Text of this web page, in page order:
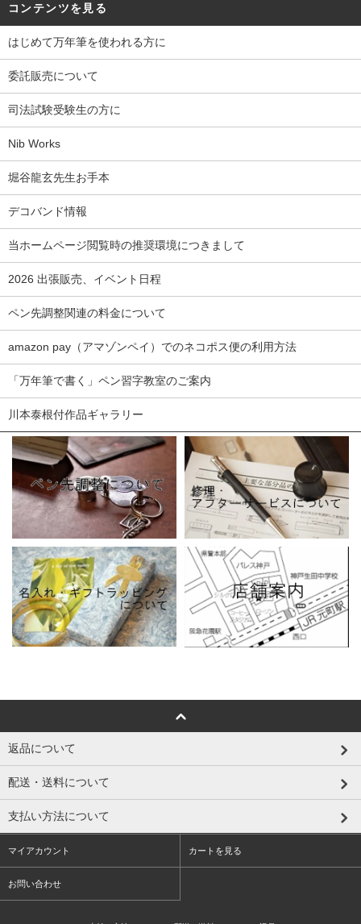
コンテンツを見る
はじめて万年筆を使われる方に
委託販売について
司法試験受験生の方に
Nib Works
堀谷龍玄先生お手本
デコバンド情報
当ホームページ閲覧時の推奨環境につきまして
2026 出張販売、イベント日程
ペン先調整関連の料金について
amazon pay（アマゾンペイ）でのネコポス便の利用方法
「万年筆で書く」ペン習字教室のご案内
川本泰根付作品ギャラリー
返品について
配送・送料について
支払い方法について
マイアカウント カートを見る
お問い合わせ